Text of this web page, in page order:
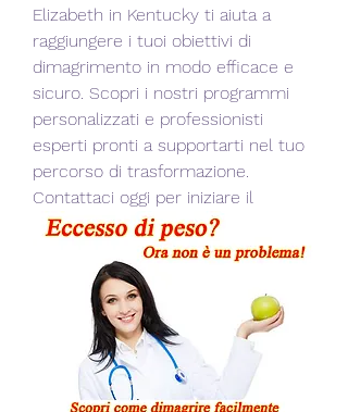
Elizabeth in Kentucky ti aiuta a
raggiungere i tuoi obiettivi di
dimagrimento in modo efficace e
sicuro. Scopri i nostri programmi
personalizzati e professionisti
esperti pronti a supportarti nel tuo
percorso di trasformazione.
Contattaci oggi per iniziare il